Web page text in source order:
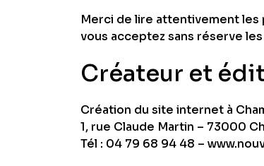
Merci de lire attentivement les
vous acceptez sans réserve
Créateur et
Création du site internet à
1, rue Claude Martin – 73000
Tél : 04 79 68 94 48 –